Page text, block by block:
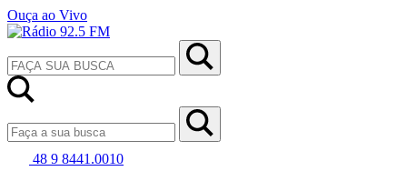
Ouça ao Vivo
48 9 8441.0010